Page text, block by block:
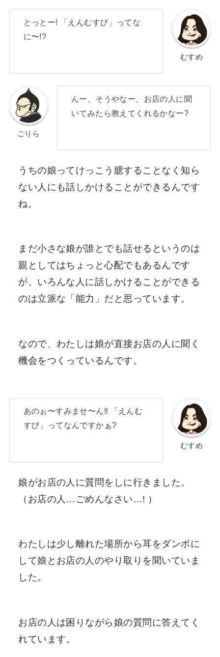
むすめ
とっとー! 「えんむすび」ってな
に〜!?
ごりら
んー、そうやなー、お店の人に聞
いてみたら教えてくれるかなー?
うちの娘ってけっこう臆することなく知ら
ない人にも話しかけることができるんです
ね。
まだ小さな娘が誰とでも話せるというのは
親としてはちょっと心配でもあるんです
が、いろんな人に話しかけることができる
のは立派な「能力」だと思っています。
なので、わたしは娘が直接お店の人に聞く
機会をつくっているんです。
むすめ
あのぉ〜すみませ〜ん‼︎ 「えんむ
すび」ってなんですかぁ?
娘がお店の人に質問をしに行きました。
（お店の人…ごめんなさい…! ）
わたしは少し離れた場所から耳をダンボに
して娘とお店の人のやり取りを聞いていま
した。
お店の人は困りながら娘の質問に答えてく
れています。